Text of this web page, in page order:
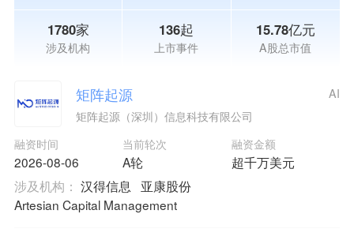
1780家
涉及机构
136起
上市事件
15.78亿元
A股总市值
矩阵起源
矩阵起源（深圳）信息科技有限公司
融资时间
2026-08-06
当前轮次
A轮
融资金额
超千万美元
AI
涉及机构： 汉得信息
亚康股份
Artesian Capital Management